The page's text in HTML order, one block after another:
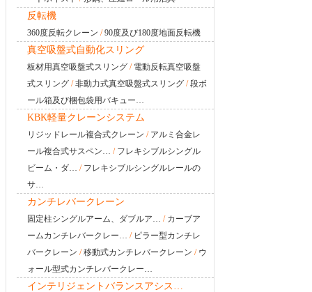
反転機
360度反転クレーン /90度及び180度地面反転機
真空吸盤式自動化スリング
板材用真空吸盤式スリング / 電動反転真空吸盤
式スリング /非動力式真空吸盤式スリング /段ボ
ール箱及び梱包袋用バキュー…
KBK軽量クレーンシステム
リジッドレール複合式クレーン / アルミ合金レ
ール複合式サスペン… / フレキシブルシングル
ビーム・ダ… / フレキシブルシングルレールの
サ…
カンチレバークレーン
固定柱シングルアーム、ダブルア… / カーブア
ームカンチレバークレー… / ピラー型カンチレ
バークレーン /移動式カンチレバークレーン / ウ
ォール型式カンチレバークレー…
インテリジェントバランスアシス…